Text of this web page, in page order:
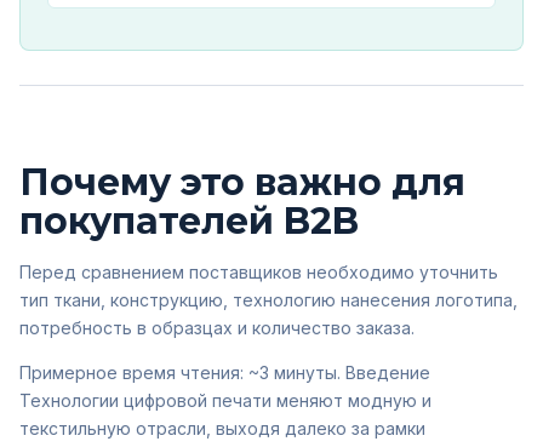
Почему это важно для
покупателей B2B
Перед сравнением поставщиков необходимо уточнить
тип ткани, конструкцию, технологию нанесения логотипа,
потребность в образцах и количество заказа.
Примерное время чтения: ~3 минуты. Введение
Технологии цифровой печати меняют модную и
текстильную отрасли, выходя далеко за рамки